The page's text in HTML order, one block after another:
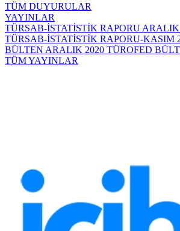
TÜM DUYURULAR
YAYINLAR
TÜRSAB-İSTATİSTİK RAPORU ARALIK
TÜRSAB-İSTATİSTİK RAPORU-KASIM
BÜLTEN ARALIK 2020 TÜROFED
TÜM YAYINLAR